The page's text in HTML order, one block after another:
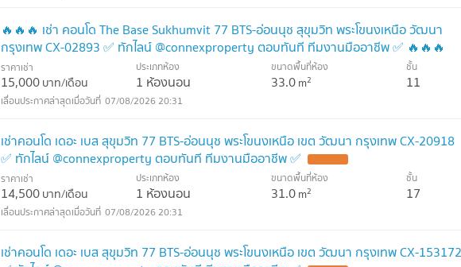
🔥🔥🔥 เช่า คอนโด The Base Sukhumvit 77 BTS-อ่อนนุช สุขุมวิท พระโขนงเหนือ วัฒนา
กรุงเทพ CX-02893 ✅ ทักไลน์ @connexproperty ตอบทันที ทีมงานมืออาชีพ ✅ 🔥🔥🔥
ราคาเช่า
15,000บาท/เดือน
ประเภทห้อง
1 ห้องนอน
ขนาดพื้นที่ห้อง
33.0m2
ชั้น
11
07/08/2026 20:31
เช่าคอนโด เดอะ เบส สุขุมวิท 77 BTS-อ่อนนุช พระโขนงเหนือ เขต วัฒนา กรุงเทพ CX-20918
✅ ทักไลน์ @connexproperty ตอบทันที ทีมงานมืออาชีพ ✅
ราคาเช่า
14,500บาท/เดือน
ประเภทห้อง
1 ห้องนอน
ขนาดพื้นที่ห้อง
31.0m2
ชั้น
17
07/08/2026 20:31
เช่าคอนโด เดอะ เบส สุขุมวิท 77 BTS-อ่อนนุช พระโขนงเหนือ เขต วัฒนา กรุงเทพ CX-153172